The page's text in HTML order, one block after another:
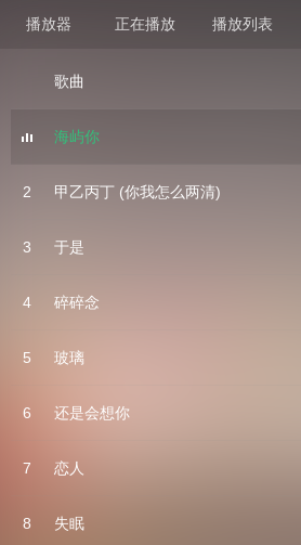
播放器 正在播放 播放列表
歌曲
海屿你
2 甲乙丙丁 (你我怎么两清)
3 于是
4 碎碎念
5 玻璃
6 还是会想你
7 恋人
8 失眠